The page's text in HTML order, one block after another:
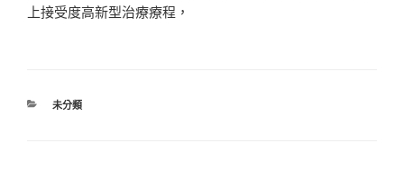
上接受度高新型治療療程，
分
未分類